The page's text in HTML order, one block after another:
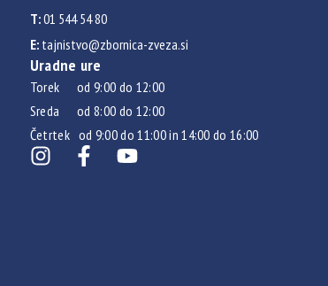
T:01 544 54 80
E:tajnistvo@zbornica-zveza.si
Uradne ure
Torek od 9:00 do 12:00
Sreda od 8:00 do 12:00
Četrtek od 9:00 do 11:00 in 14:00 do 16:00